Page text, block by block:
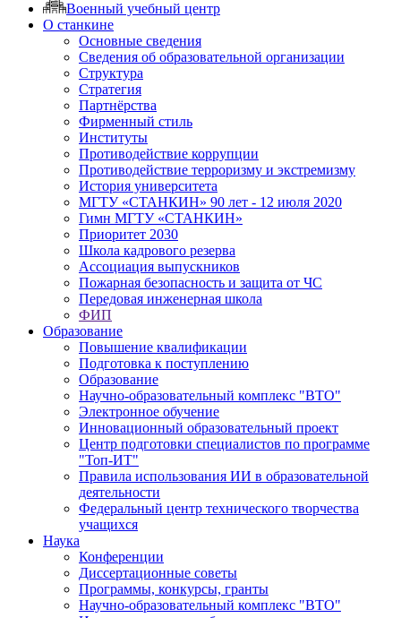
Военный учебный центр
О станкине
Основные сведения
Сведения об образовательной организации
Структура
Стратегия
Партнёрства
Фирменный стиль
Институты
Противодействие коррупции
Противодействие терроризму и экстремизму
История университета
МГТУ «СТАНКИН» 90 лет - 12 июля 2020
Гимн МГТУ «СТАНКИН»
Приоритет 2030
Школа кадрового резерва
Ассоциация выпускников
Пожарная безопасность и защита от ЧС
Передовая инженерная школа
ФИП
Образование
Повышение квалификации
Подготовка к поступлению
Образование
Научно-образовательный комплекс "ВТО"
Электронное обучение
Инновационный образовательный проект
Центр подготовки специалистов по программе
"Топ-ИТ"
Правила использования ИИ в образовательной
деятельности
Федеральный центр технического творчества
учащихся
Наука
Конференции
Диссертационные советы
Программы, конкурсы, гранты
Научно-образовательный комплекс "ВТО"